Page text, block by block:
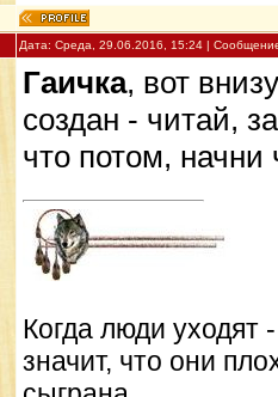
Дата: Среда, 29.06.2016, 15:24 |
Гаичка, вот
создан - читай,
что потом, начни
Когда люди уходят
значит, что они